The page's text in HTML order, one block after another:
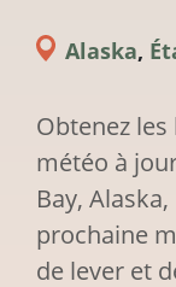
Alaska,
Obtenez
météo à
Bay,
prochaine
de lever et